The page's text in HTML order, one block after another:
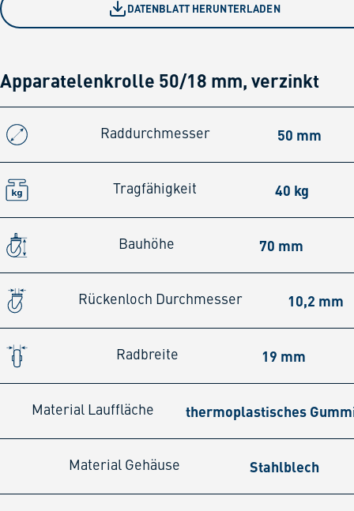
DATENBLATT HERUNTERLADEN
Apparatelenkrolle 50/18 mm, verzinkt
Raddurchmesser 50 mm
Tragfähigkeit 40 kg
Bauhöhe 70 mm
Rückenloch Durchmesser 10,2 mm
Radbreite 19 mm
Material Lauffläche thermoplastisches
Material Gehäuse Stahlblech